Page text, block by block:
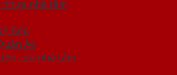
nhựa nhà tắm
Bếp
Áo
cửa nhà tắm